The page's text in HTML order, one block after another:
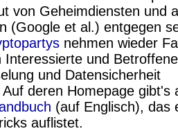
von Geheimdiensten und
(Google et al.) entgegen
nehmen wieder
Interessierte und
und Datensicherheit
deren Homepage gibt's
(auf Englisch), das
auflistet.